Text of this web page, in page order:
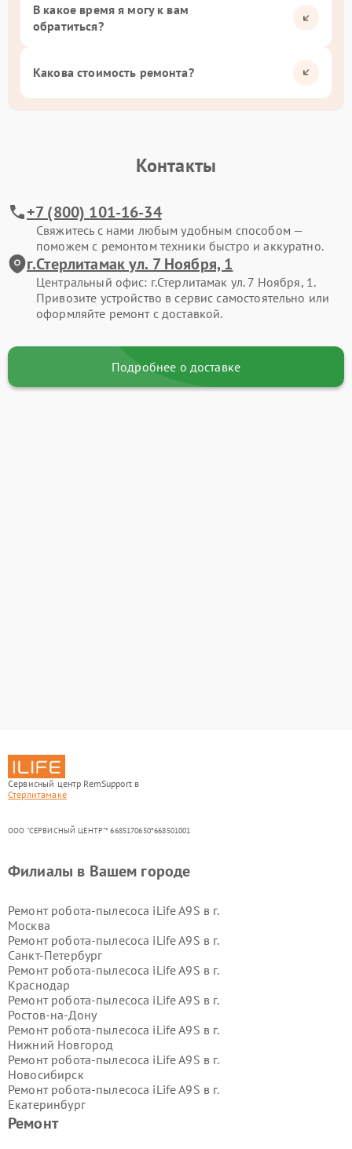
В какое время я могу к вам
обратиться?
Какова стоимость ремонта?
Контакты
+7 (800) 101-16-34
Свяжитесь с нами любым удобным способом —
поможем с ремонтом техники быстро и аккуратно.
г.Стерлитамак ул. 7 Ноября, 1
Центральный офис: г.Стерлитамак ул. 7 Ноября, 1.
Привозите устройство в сервис самостоятельно или
оформляйте ремонт с доставкой.
Подробнее о доставке
Сервисный центр RemSupport в
Стерлитамаке
ООО "СЕРВИСНЫЙ ЦЕНТР"* 6685170650*668501001
Ремонт
Филиалы в Вашем городе
Ремонт робота-пылесоса iLife A9S в г.
Москва
Ремонт робота-пылесоса iLife A9S в г.
Санкт-Петербург
Ремонт робота-пылесоса iLife A9S в г.
Краснодар
Ремонт робота-пылесоса iLife A9S в г.
Ростов-на-Дону
Ремонт робота-пылесоса iLife A9S в г.
Нижний Новгород
Ремонт робота-пылесоса iLife A9S в г.
Новосибирск
Ремонт робота-пылесоса iLife A9S в г.
Екатеринбург
Ремонт робота-пылесоса iLife A9S в г.
Казань